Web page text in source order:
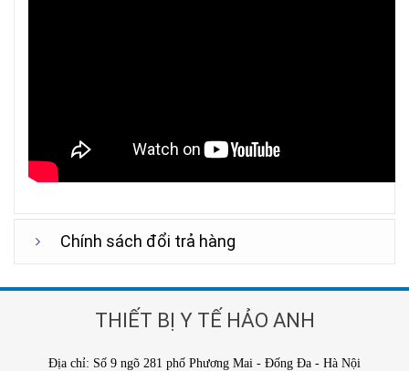
Chính sách đổi trả hàng
THIẾT BỊ Y TẾ HẢO ANH
Địa chỉ: Số 9 ngõ 281 phố Phương Mai - Đống Đa - Hà Nội